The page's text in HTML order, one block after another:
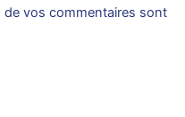
vos commentaires sont